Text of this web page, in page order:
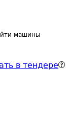
машины
в тендере